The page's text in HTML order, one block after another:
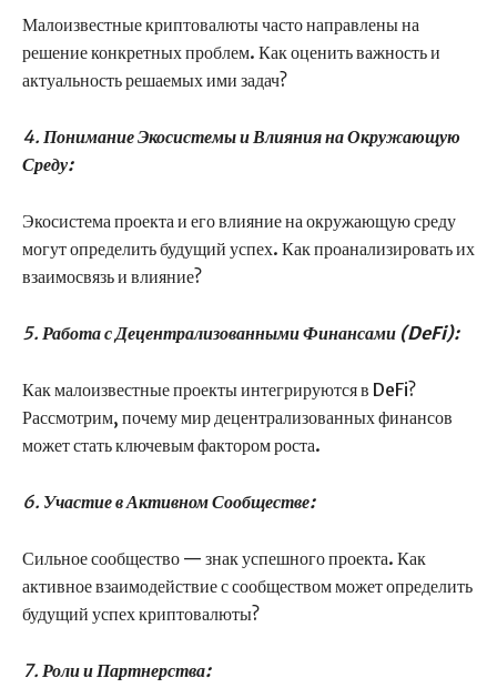
Малоизвестные криптовалюты часто направлены на
решение конкретных проблем. Как оценить важность и
актуальность решаемых ими задач?
4. Понимание Экосистемы и Влияния на Окружающую
Среду:
Экосистема проекта и его влияние на окружающую среду
могут определить будущий успех. Как проанализировать их
взаимосвязь и влияние?
5. Работа с Децентрализованными Финансами (DeFi):
Как малоизвестные проекты интегрируются в DeFi?
Рассмотрим, почему мир децентрализованных финансов
может стать ключевым фактором роста.
6. Участие в Активном Сообществе:
Сильное сообщество — знак успешного проекта. Как
активное взаимодействие с сообществом может определить
будущий успех криптовалюты?
7. Роли и Партнерства: